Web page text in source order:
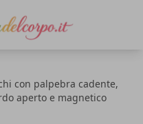
con palpebra cadente,
aperto e magnetico